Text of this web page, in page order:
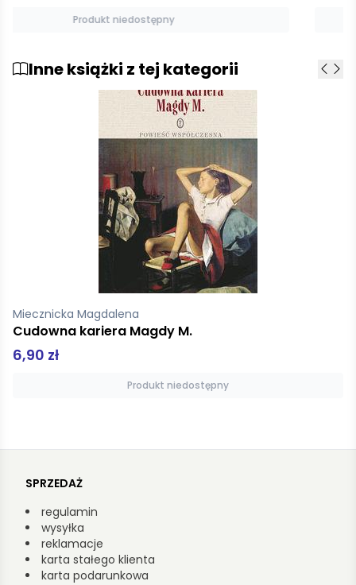
Produkt niedostępny
Inne książki z tej kategorii
Gołębiewska Ilona
Twoja tajemnica Pocket
13,00 zł
Dodaj do koszyka
SPRZEDAŻ
regulamin
wysyłka
reklamacje
karta stałego klienta
karta podarunkowa